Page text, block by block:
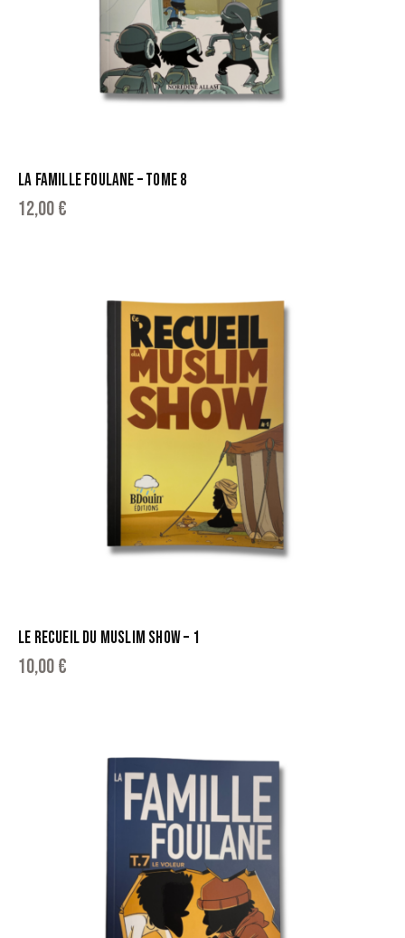
LA FAMILLE FOULANE – TOME 8
12,00€
LE RECUEIL DU MUSLIM SHOW – 1
10,00€